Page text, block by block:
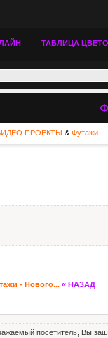
ТАБЛИЦА
ПРОЕКТЫ & Футажи
- Нового... « НАЗАД
посетитель, Вы